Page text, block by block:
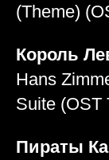
(Theme)
Король
Hans
Suite (OST
Пираты